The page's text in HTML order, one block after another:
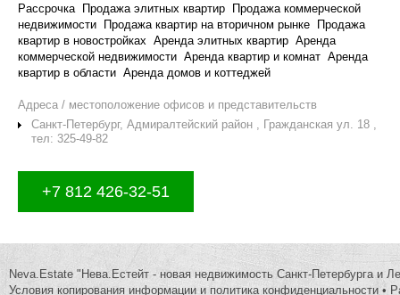
Рассрочка
Продажа элитных квартир
Продажа коммерческой
недвижимости
Продажа квартир на вторичном рынке
Продажа
квартир в новостройках Аренда элитных квартир Аренда
коммерческой недвижимости Аренда квартир и комнат Аренда
квартир в области Аренда домов и коттеджей
Адреса / местоположение офисов и представительств
Санкт-Петербург, Адмиралтейский район , Гражданская ул. 18 ,
тел: 325-49-82
+7 812 426-32-51
Neva.Estate "Нева.Естейт - новая недвижимость Санкт-Петербурга и
Условия копирования информации и политика конфиденциальности •